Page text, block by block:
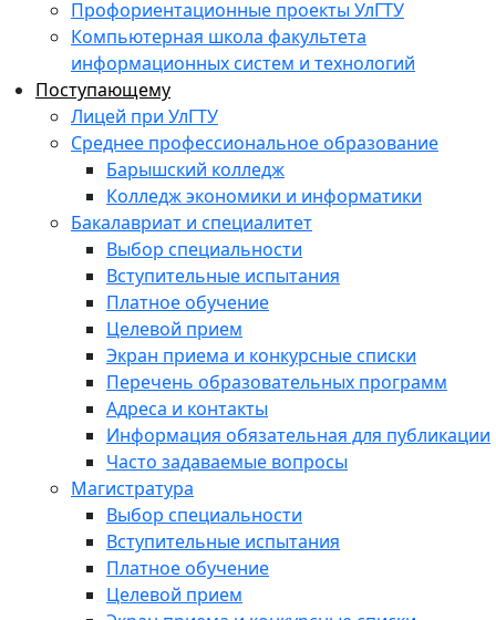
Профориентационные проекты УлГТУ
Компьютерная школа факультета
информационных систем и технологий
Поступающему
Лицей при УлГТУ
Среднее профессиональное образование
Барышский колледж
Колледж экономики и информатики
Бакалавриат и специалитет
Выбор специальности
Вступительные испытания
Платное обучение
Целевой прием
Экран приема и конкурсные списки
Перечень образовательных программ
Адреса и контакты
Информация обязательная для публикации
Часто задаваемые вопросы
Магистратура
Выбор специальности
Вступительные испытания
Платное обучение
Целевой прием